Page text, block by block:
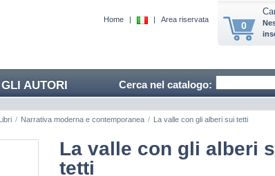
Home | | Area riservata
0
Cerca nel catalogo:
GLI AUTORI
/ Narrativa moderna e contemporanea / La valle con gli alberi sui tetti
La valle con gli alberi
tetti